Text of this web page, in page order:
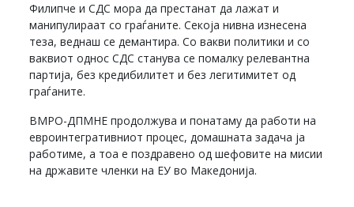
Филипче и СДС мора да престанат да лажат и
манипулираат со граѓаните. Секоја нивна изнесена
теза, веднаш се демантира. Со вакви политики и со
ваквиот однос СДС станува се помалку релевантна
партија, без кредибилитет и без легитимитет од
граѓаните.
ВМРО-ДПМНЕ продолжува и понатаму да работи на
евроинтегративниот процес, домашната задача ја
работиме, а тоа е поздравено од шефовите на мисии
на државите членки на ЕУ во Македонија.